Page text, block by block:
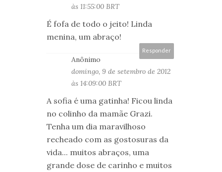
às 11:55:00 BRT
É fofa de todo o jeito! Linda
menina, um abraço!
Responder
Anônimo
domingo, 9 de setembro de 2012
às 14:09:00 BRT
A sofia é uma gatinha! Ficou linda
no colinho da mamãe Grazi.
Tenha um dia maravilhoso
recheado com as gostosuras da
vida... muitos abraços, uma
grande dose de carinho e muitos